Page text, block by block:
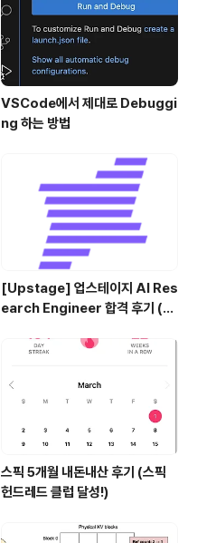
VSCode에서 제대로 Debuggi
ng 하는 방법
[Upstage] 업스테이지 AI Res
earch Engineer 합격 후기 (정
스픽 5개월 내돈내산 후기 (스픽
헌드레드 클럽 달성!)